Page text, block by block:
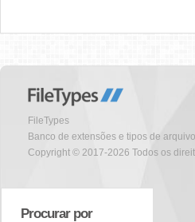
FileTypes
Banco de extensões e tipos de
Copyright © 2017-2026 Todos os
Procurar por